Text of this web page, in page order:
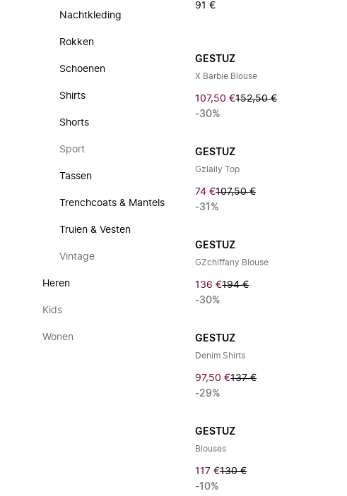
Nachtkleding
Rokken
Schoenen
Shirts
Shorts
Sport
Tassen
Trenchcoats & Mantels
Truien & Vesten
Vintage
Heren
Kids
Wonen
91 €
GESTUZ
X Barbie Blouse
107,50 €152,50 €
-30%
GESTUZ
Gzlaily Top
74 €107,50 €
-31%
GESTUZ
GZchiffany Blouse
136 €194 €
-30%
GESTUZ
Denim Shirts
97,50 €137 €
-29%
GESTUZ
Blouses
117 €130 €
-10%